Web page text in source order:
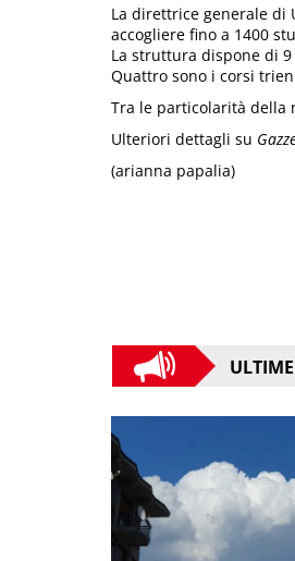
La direttrice generale di
accogliere fino a 1400
La struttura dispone di
Quattro sono i corsi
Tra le particolarità della
Ulteriori dettagli su
(arianna papalia)